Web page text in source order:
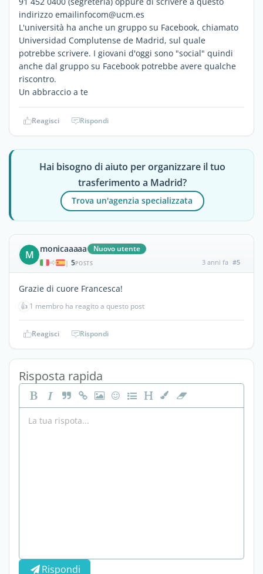
indirizzo emailinfocom@ucm.es
L'università ha anche un gruppo su Facebook, chiamato
Universidad Complutense de Madrid, sul quale
potrebbe scrivere. I giovani d'oggi sono "social" quindi
anche dal gruppo su Facebook potrebbe avere qualche
riscontro.
Un abbraccio a te
Reagisci Rispondi
Hai bisogno di aiuto per organizzare il tuo
trasferimento a Madrid?
Trova un'agenzia specializzata
M monicaaaaa Nuovo utente
| 5POSTS 3 anni fa #5
Grazie di cuore Francesca!
👍 1 membro ha reagito a questo post
Reagisci Rispondi
Risposta rapida
Rispondi